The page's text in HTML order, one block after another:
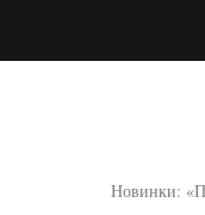
Новинки: